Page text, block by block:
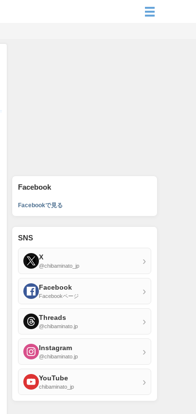
Facebook
Facebookで見る
SNS
X
@chibaminato_jp ›
Facebook
Facebookページ ›
Threads
@chibaminato.jp ›
Instagram
@chibaminato.jp ›
YouTube
chibaminato_jp ›